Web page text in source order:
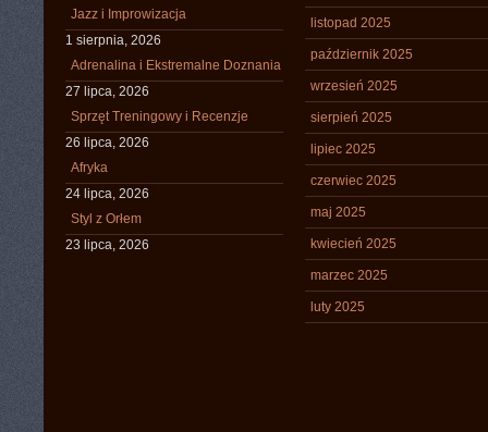
Jazz i Improwizacja
1 sierpnia, 2026
Adrenalina i Ekstremalne Doznania
27 lipca, 2026
Sprzęt Treningowy i Recenzje
26 lipca, 2026
Afryka
24 lipca, 2026
Styl z Orłem
23 lipca, 2026
listopad 2025
październik 2025
wrzesień 2025
sierpień 2025
lipiec 2025
czerwiec 2025
maj 2025
kwiecień 2025
marzec 2025
luty 2025